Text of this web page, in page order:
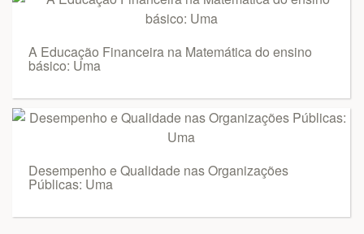
A Educação Financeira na Matemática do ensino
básico: Uma
Desempenho e Qualidade nas Organizações
Públicas: Uma